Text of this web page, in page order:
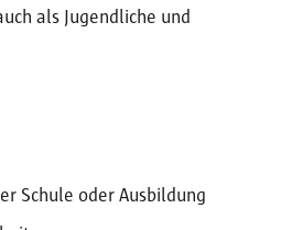
als Jugendliche und
Schule oder Ausbildung